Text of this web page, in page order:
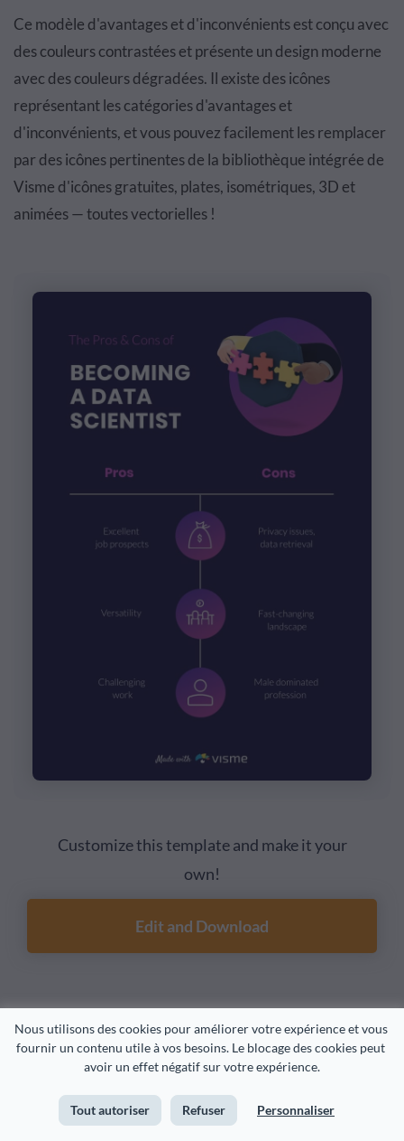
Nous utilisons des cookies pour améliorer votre expérience et vous
fournir un contenu utile à vos besoins. Le blocage des cookies peut
avoir un effet négatif sur votre expérience.
Tout autoriser Refuser Personnaliser
Ce modèle d'avantages et d'inconvénients est conçu avec
des couleurs contrastées et présente un design moderne
avec des couleurs dégradées. Il existe des icônes
représentant les catégories d'avantages et
d'inconvénients, et vous pouvez facilement les remplacer
par des icônes pertinentes de la bibliothèque intégrée de
Visme d'icônes gratuites, plates, isométriques, 3D et
animées — toutes vectorielles !
Customize this template and make it your
own!
Edit and Download
9. Modèle d'avantages et d'inconvénients du type
d'entreprise
Vous recherchez un modèle d'infographie moderne sur
les avantages et les inconvénients à ajouter à vos articles
de blog ? Ce modèle d'avantages et d'inconvénients est